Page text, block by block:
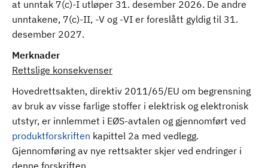
at unntak 7(c)-I utløper 31. desember 2026. De andre
unntakene, 7(c)-II, -V og -VI er foreslått gyldig til 31.
desember 2027.
Merknader
Rettslige konsekvenser
Hovedrettsakten, direktiv 2011/65/EU om begrensning
av bruk av visse farlige stoffer i elektrisk og elektronisk
utstyr, er innlemmet i EØS-avtalen og gjennomført ved
produktforskriften kapittel 2a med vedlegg.
Gjennomføring av nye rettsakter skjer ved endringer i
denne forskriften.